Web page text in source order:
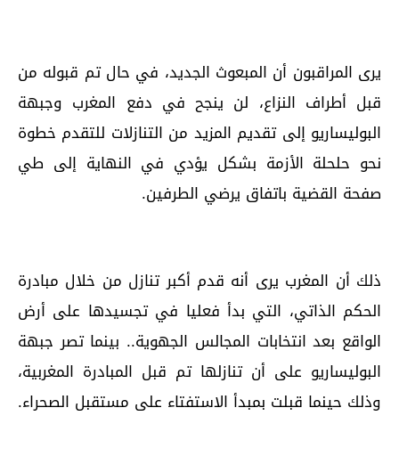
يرى المراقبون أن المبعوث الجديد، في حال تم قبوله من
قبل أطراف النزاع، لن ينجح في دفع المغرب وجبهة
البوليساريو إلى تقديم المزيد من التنازلات للتقدم خطوة
نحو حلحلة الأزمة بشكل يؤدي في النهاية إلى طي
صفحة القضية باتفاق يرضي الطرفين.
ذلك أن المغرب يرى أنه قدم أكبر تنازل من خلال مبادرة
الحكم الذاتي، التي بدأ فعليا في تجسيدها على أرض
الواقع بعد انتخابات المجالس الجهوية.. بينما تصر جبهة
البوليساريو على أن تنازلها تم قبل المبادرة المغربية،
وذلك حينما قبلت بمبدأ الاستفتاء على مستقبل الصحراء.